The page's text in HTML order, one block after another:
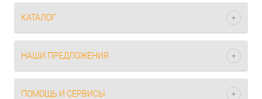
КАТАЛОГ
НАШИ ПРЕДЛОЖЕНИЯ
ПОМОЩЬ И СЕРВИСЫ